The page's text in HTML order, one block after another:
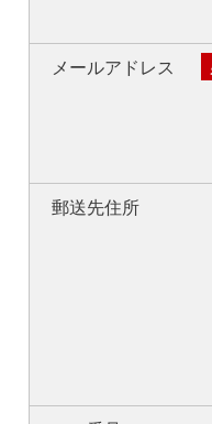
メールアドレス
郵送先住所